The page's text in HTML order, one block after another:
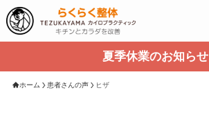
夏季休業のお知らせ
ホーム 患者さんの声 ヒザ